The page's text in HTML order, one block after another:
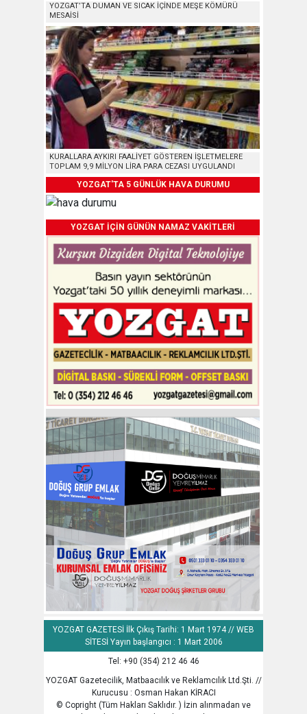
YOZGAT’TA DUMAN VE SICAK İÇİNDE MEŞE KÖMÜRÜ
MESAİSİ
KURALLARA AYKIRI FAALİYET GÖSTEREN İŞLETMELERE
TOPLAM 9,9 MİLYON LİRA PARA CEZASI UYGULANDI
YOZGAT'TA 5 GÜNLÜK HAVA DURUMU
YOZGAT İÇİN GÜNÜN NAMAZ VAKİTLERİ
YOZGAT GAZETESİ İlk Çıkış Tarihi: 1 Mart 1974 // WEB
SİTESİ Yayın başlangıcı : 1 Mart 2006
Tel: +90 (354) 212 46 46
YOZGAT Gazetecilik, Matbaacılık ve Reklamcılık Ltd.Şti. //
Kurucusu : Osman Hakan KİRACI
© Copright (Tüm Hakları Saklıdır. ) İzin alınmadan ve